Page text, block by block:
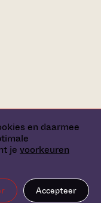
en daarmee
je voorkeuren
Accepteer